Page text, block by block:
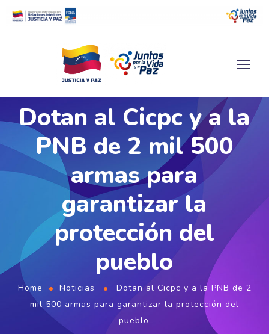
Dotan al Cicpc y a la
PNB de 2 mil 500
armas para
garantizar la
protección del
pueblo
Home Noticias
Dotan al Cicpc y a la PNB de 2
mil 500 armas para garantizar la protección del
pueblo